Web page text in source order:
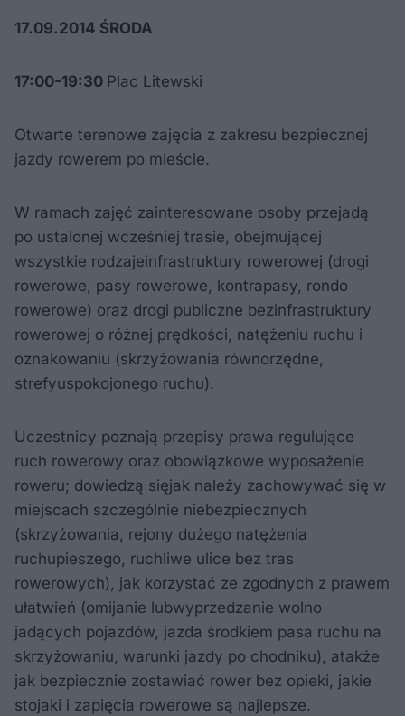
17.09.2014 ŚRODA
17:00-19:30 Plac Litewski
Otwarte terenowe zajęcia z zakresu bezpiecznej
jazdy rowerem po mieście.
W ramach zajęć zainteresowane osoby przejadą
po ustalonej wcześniej trasie, obejmującej
wszystkie rodzajeinfrastruktury rowerowej (drogi
rowerowe, pasy rowerowe, kontrapasy, rondo
rowerowe) oraz drogi publiczne bezinfrastruktury
rowerowej o różnej prędkości, natężeniu ruchu i
oznakowaniu (skrzyżowania równorzędne,
strefyuspokojonego ruchu).
Uczestnicy poznają przepisy prawa regulujące
ruch rowerowy oraz obowiązkowe wyposażenie
roweru; dowiedzą sięjak należy zachowywać się w
miejscach szczególnie niebezpiecznych
(skrzyżowania, rejony dużego natężenia
ruchupieszego, ruchliwe ulice bez tras
rowerowych), jak korzystać ze zgodnych z prawem
ułatwień (omijanie lubwyprzedzanie wolno
jadących pojazdów, jazda środkiem pasa ruchu na
skrzyżowaniu, warunki jazdy po chodniku), atakże
jak bezpiecznie zostawiać rower bez opieki, jakie
stojaki i zapięcia rowerowe są najlepsze.